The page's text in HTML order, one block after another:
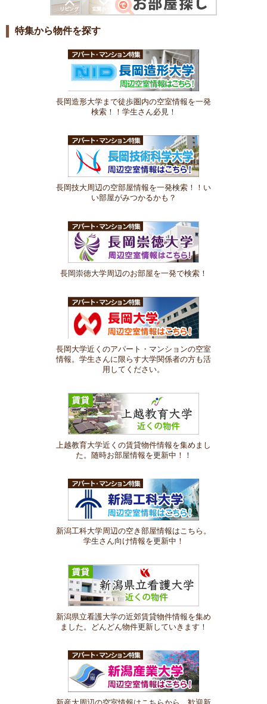
特集から物件を探す
長岡造形大学まで徒歩圏内の空室情報を一発
検索！！学生さん必見！
長岡技大周辺の空部屋情報を一発検索！！い
い部屋がみつかるかも？
長岡崇徳大学周辺のお部屋を一発で検索！
長岡大学近くのアパート・マンションの空室
情報。学生さんに限らす大学関係者の方も活
用してください。
上越教育大学近くの賃貸物件情報を集めまし
た。随時お部屋情報を更新中！！
新潟工科大学周辺の空き部屋情報はこちら。
学生さん向け情報を更新中！
新潟県立看護大学の近郊賃貸物件情報を集め
ました。どんどん物件更新していきます！